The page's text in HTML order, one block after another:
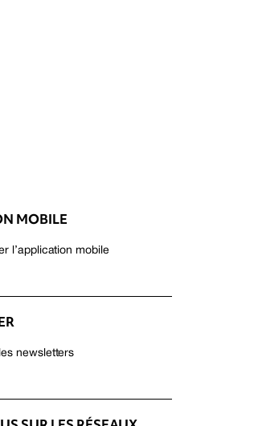
MOBILE
l’application mobile
newsletters